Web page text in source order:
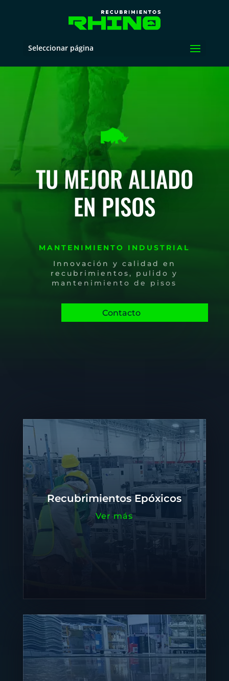
Seleccionar página
TU MEJOR ALIADO
EN PISOS
MANTENIMIENTO INDUSTRIAL
Innovación y calidad en
recubrimientos, pulido y
mantenimiento de pisos
Contacto
Recubrimientos Epóxicos
Ver más